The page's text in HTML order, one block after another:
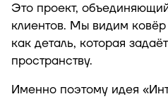
Это проект,
клиентов. Мы видим ковёр
как деталь, которая
пространству.
Именно поэтому идея